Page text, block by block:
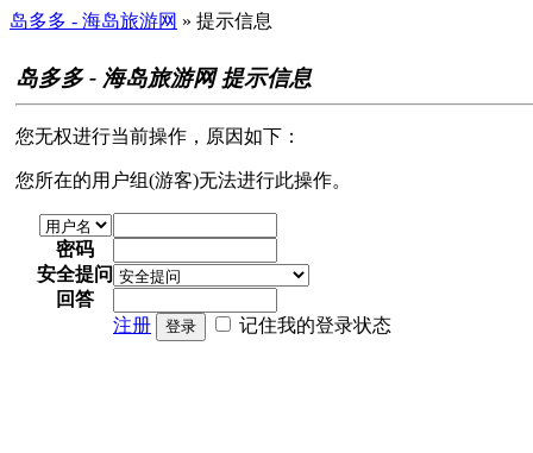
岛多多 - 海岛旅游网 » 提示信息
岛多多 - 海岛旅游网 提示信息
您无权进行当前操作，原因如下：
您所在的用户组(游客)无法进行此操作。
密码
安全提问
回答
注册
登录 记住我的登录状态